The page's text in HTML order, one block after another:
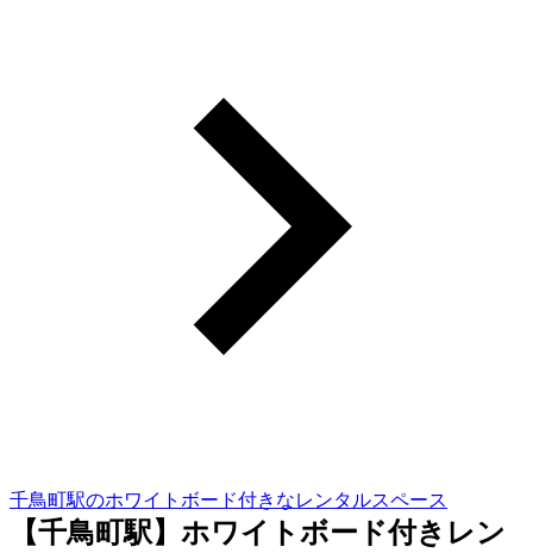
千鳥町駅のホワイトボード付きなレンタルスペース
【千鳥町駅】ホワイトボード付きレン